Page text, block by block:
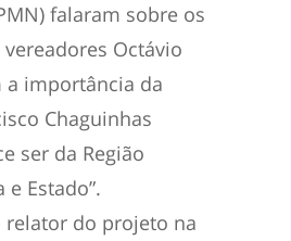
falaram sobre os
Octávio
a importância da
Chaguinhas
ser da Região
Estado”.
relator do projeto na